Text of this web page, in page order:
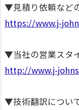
▼見積り依頼など
https://www.j-
▼当社の営業スタ
http://www.j-
▼技術翻訳につい